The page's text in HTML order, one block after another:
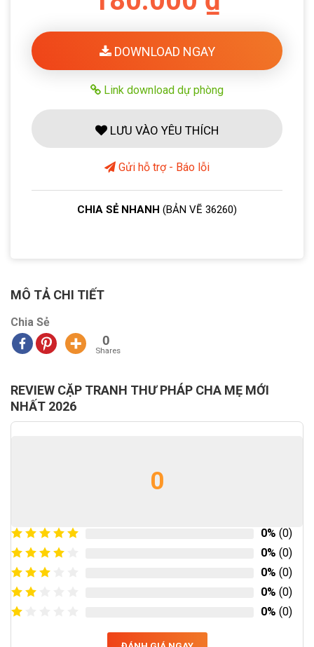
DOWNLOAD NGAY
Link download dự phòng
LƯU VÀO YÊU THÍCH
Gửi hỗ trợ - Báo lỗi
CHIA SẺ NHANH (BẢN VẼ 36260)
MÔ TẢ CHI TIẾT
Chia Sẻ
0
Shares
REVIEW CẶP TRANH THƯ PHÁP CHA MẸ MỚI
NHẤT 2026
0
0% (0)
0% (0)
0% (0)
0% (0)
0% (0)